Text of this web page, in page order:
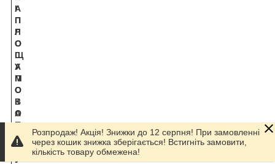
А
П
Л
О
Щ
А
П
О
К
О
С
У
І
П
Р
О
Г
У
М
О
В
А
Н
І
Р
У
Розпродаж! Акція! Знижки до 12 серпня! При замовленні
через кошик знижка зберігається! Встигніть замовити,
кількість товару обмежена!